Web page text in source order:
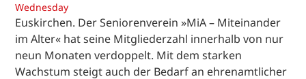
Wednesday
Euskirchen. Der Seniorenverein »MiA – Miteinander
im Alter« hat seine Mitgliederzahl innerhalb von nur
neun Monaten verdoppelt. Mit dem starken
Wachstum steigt auch der Bedarf an ehrenamtlicher